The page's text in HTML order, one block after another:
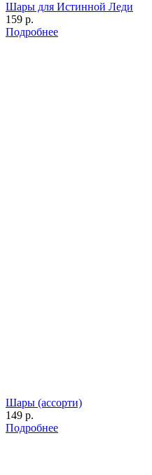
Шары для Истинной Леди
159 р.
Подробнее
Шары (ассорти)
149 р.
Подробнее